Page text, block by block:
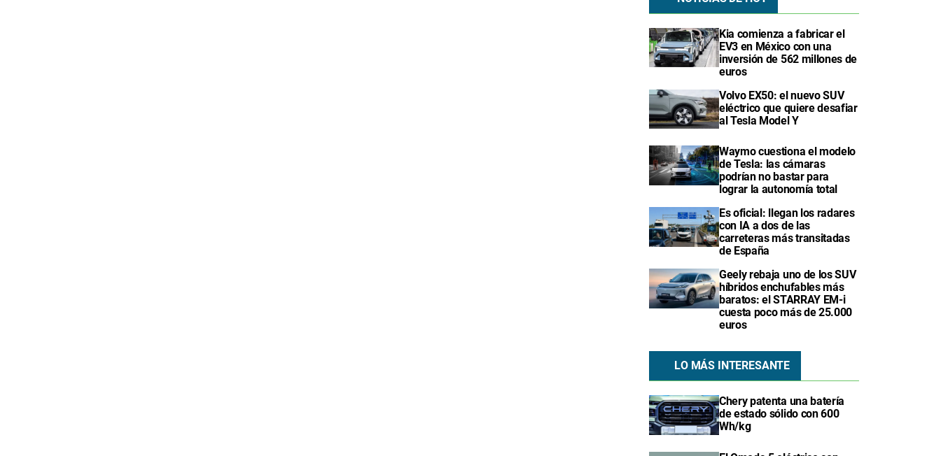
Kia comienza a fabricar el
EV3 en México con una
inversión de 562 millones de
euros
Volvo EX50: el nuevo SUV
eléctrico que quiere desafiar
al Tesla Model Y
Waymo cuestiona el modelo
de Tesla: las cámaras
podrían no bastar para
lograr la autonomía total
Es oficial: llegan los radares
con IA a dos de las
carreteras más transitadas
de España
Geely rebaja uno de los SUV
híbridos enchufables más
baratos: el STARRAY EM-i
cuesta poco más de 25.000
euros
LO MÁS INTERESANTE
Chery patenta una batería
de estado sólido con 600
Wh/kg